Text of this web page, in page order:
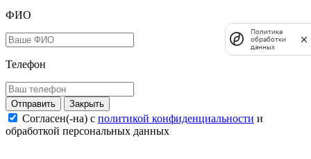
ФИО
Телефон
Закрыть
Согласен(-на) c политикой конфиденциальности и
обработкой персональных данных
Политика
обработки
данных